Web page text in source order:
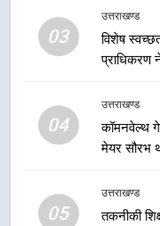
03
उत्तराखण्ड
विशेष
प्राधिकरण
04
उत्तराखण्ड
कॉमनवेल्थ
मेयर सौरभ
05
उत्तराखण्ड
तकनीकी
1